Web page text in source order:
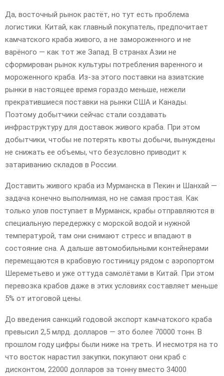
Да, восточный рынок растёт, но тут есть проблема
логистики. Китай, как главный покупатель, предпочитает
камчатского краба живого, а не замороженного и не
варёного — как тот же Запад. В странах Азии не
сформирован рынок культуры потребления варенного и
мороженного краба. Из-за этого поставки на азиатские
рынки в настоящее время гораздо меньше, нежели
прекратившиеся поставки на рынки США и Канады.
Поэтому добытчики сейчас стали создавать
инфраструктуру для доставок живого краба. При этом
добытчики, чтобы не потерять квоты добычи, вынуждены
не снижать ее объемы, что безусловно приводит к
затариванию складов в России.
Доставить живого краба из Мурманска в Пекин и Шанхай —
задача конечно выполнимая, но не самая простая. Как
только улов поступает в Мурманск, крабы отправляются в
специальную передержку с морской водой и нужной
температурой, там они снимают стресс и впадают в
состояние сна. А дальше автомобильными контейнерами
перемещаются в крабовую гостиницу рядом с аэропортом
Шереметьево и уже оттуда самолётами в Китай. При этом
перевозка крабов даже в этих условиях составляет меньше
5% от итоговой цены.
До введения санкций годовой экспорт камчатского краба
превысил 2,5 млрд. долларов — это более 70000 тонн. В
прошлом году цифры были ниже на треть. И несмотря на то
что восток нарастил закупки, покупают они краб с
дисконтом, 22000 долларов за тонну вместо 34000